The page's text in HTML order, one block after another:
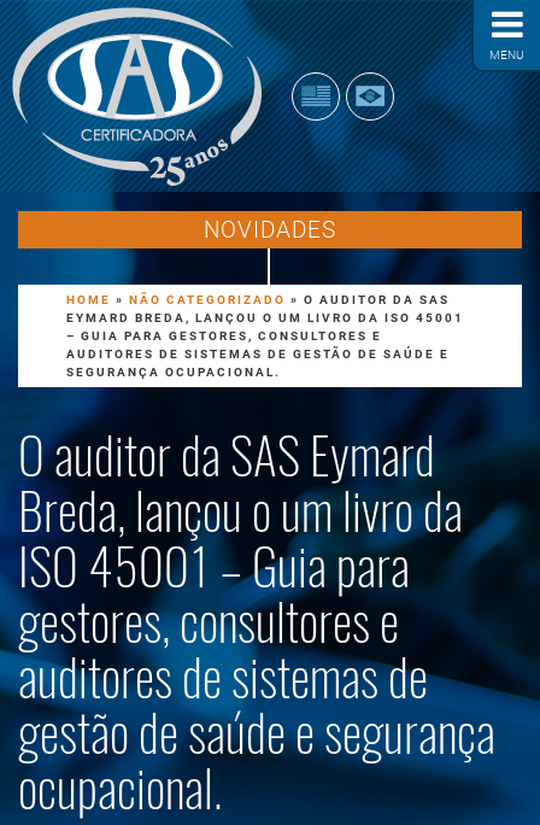
MENU
NOVIDADES
HOME » NÃO CATEGORIZADO » O AUDITOR DA SAS
EYMARD BREDA, LANÇOU O UM LIVRO DA ISO 45001
– GUIA PARA GESTORES, CONSULTORES E
AUDITORES DE SISTEMAS DE GESTÃO DE SAÚDE E
SEGURANÇA OCUPACIONAL.
O auditor da SAS Eymard
Breda, lançou o um livro da
ISO 45001 – Guia para
gestores, consultores e
auditores de sistemas de
gestão de saúde e segurança
ocupacional.